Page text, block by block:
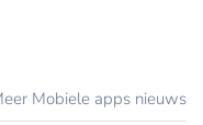
Mobiele apps nieuws